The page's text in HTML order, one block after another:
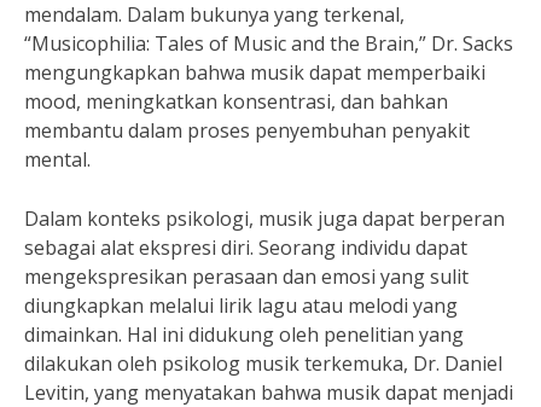
mendalam. Dalam bukunya yang terkenal,
“Musicophilia: Tales of Music and the Brain,” Dr. Sacks
mengungkapkan bahwa musik dapat memperbaiki
mood, meningkatkan konsentrasi, dan bahkan
membantu dalam proses penyembuhan penyakit
mental.
Dalam konteks psikologi, musik juga dapat berperan
sebagai alat ekspresi diri. Seorang individu dapat
mengekspresikan perasaan dan emosi yang sulit
diungkapkan melalui lirik lagu atau melodi yang
dimainkan. Hal ini didukung oleh penelitian yang
dilakukan oleh psikolog musik terkemuka, Dr. Daniel
Levitin, yang menyatakan bahwa musik dapat menjadi